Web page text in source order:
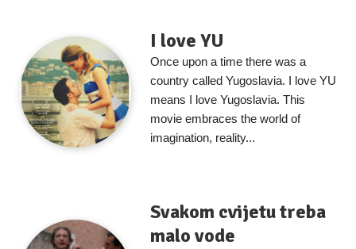
I love YU
Once upon a time there was a
country called Yugoslavia. I love YU
means I love Yugoslavia. This
movie embraces the world of
imagination, reality...
Svakom cvijetu treba
malo vode